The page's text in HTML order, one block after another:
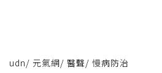
udn/ 元氣網/ 醫聲/ 慢病防治